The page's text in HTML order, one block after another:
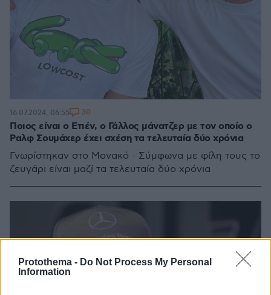
Protothema - Do Not Process My Personal
Information
Ποιος είναι ο Ετιέν, ο Γάλλος μάνατζερ με τον οποίο ο
Ραλφ Σουμάχερ έχει σχέση τα τελευταία δύο χρόνια
Γνωρίστηκαν στο Μονακό - Σύμφωνα με φίλη τους το
ζευγάρι είναι μαζί τα τελευταία δύο χρόνια
16.07.2024, 06:55 30